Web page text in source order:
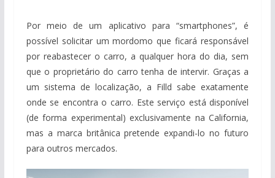
Por meio de um aplicativo para “smartphones”, é
possível solicitar um mordomo que ficará responsável
por reabastecer o carro, a qualquer hora do dia, sem
que o proprietário do carro tenha de intervir. Graças a
um sistema de localização, a Filld sabe exatamente
onde se encontra o carro. Este serviço está disponível
(de forma experimental) exclusivamente na California,
mas a marca britânica pretende expandi-lo no futuro
para outros mercados.